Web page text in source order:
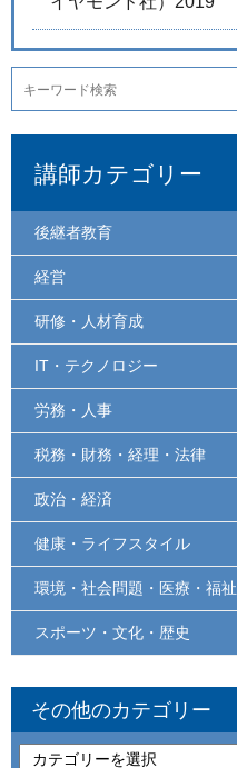
講師カテゴリー
後継者教育
経営
研修・人材育成
IT・テクノロジー
労務・人事
税務・財務・経理・法律
政治・経済
健康・ライフスタイル
環境・社会問題・医療・福祉
スポーツ・文化・歴史
その他のカテゴリー